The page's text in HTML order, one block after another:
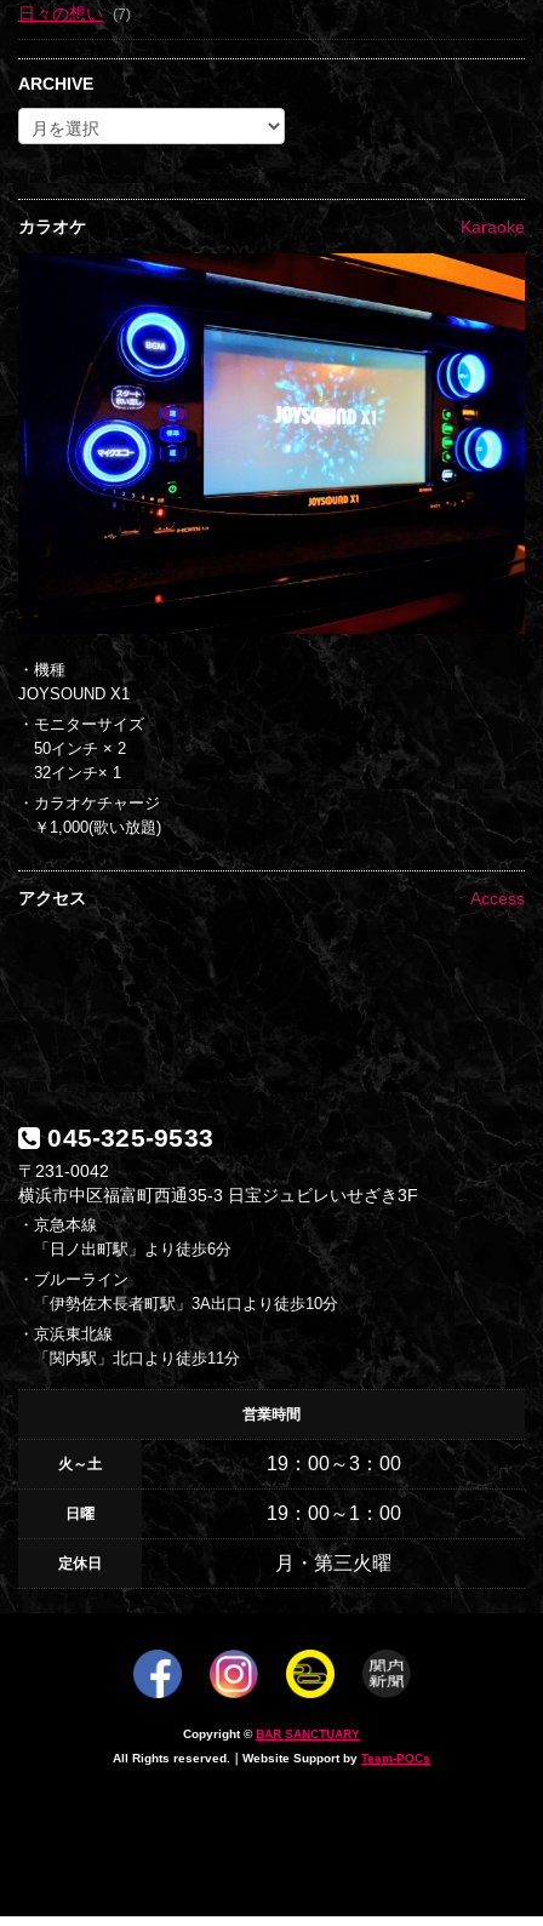
日々の想い (7)
ARCHIVE
カラオケ Karaoke
・機種
JOYSOUND X1
・モニターサイズ
50インチ × 2
32インチ× 1
・カラオケチャージ
￥1,000(歌い放題)
アクセス Access
045-325-9533
〒231-0042
横浜市中区福富町西通35-3 日宝ジュビレいせざき3F
・京急本線
「日ノ出町駅」より徒歩6分
・ブルーライン
「伊勢佐木長者町駅」3A出口より徒歩10分
・京浜東北線
「関内駅」北口より徒歩11分
営業時間
火～土 19：00～3：00
日曜 19：00～1：00
定休日 月・第三火曜
Copyright ©BAR SANCTUARY
All Rights reserved.｜Website Support by Team-POCs